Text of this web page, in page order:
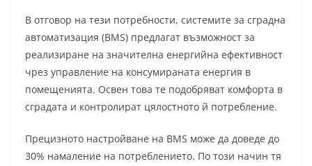
В отговор на тези потребности, системите за сградна
автоматизация (BMS) предлагат възможност за
реализиране на значителна енергийна ефективност
чрез управление на консумираната енергия в
помещенията. Освен това те подобряват комфорта в
сградата и контролират цялостното й потребление.
Прецизното настройване на BMS може да доведе до
30% намаление на потреблението. По този начин тя